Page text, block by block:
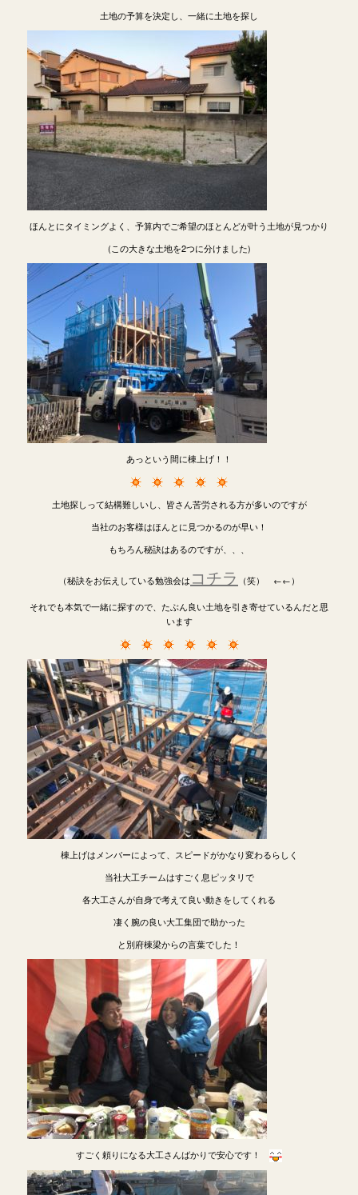
土地の予算を決定し、一緒に土地を探し
ほんとにタイミングよく、予算内でご希望のほとんどが叶う土地が見つかり
(この大きな土地を2つに分けました)
あっという間に棟上げ！！
土地探しって結構難しいし、皆さん苦労される方が多いのですが
当社のお客様はほんとに見つかるのが早い！
もちろん秘訣はあるのですが、、、
（秘訣をお伝えしている勉強会は コチラ （笑） ←←）
それでも本気で一緒に探すので、たぶん良い土地を引き寄せているんだと思
います
棟上げはメンバーによって、スピードがかなり変わるらしく
当社大工チームはすごく息ピッタリで
各大工さんが自身で考えて良い動きをしてくれる
凄く腕の良い大工集団で助かった
と別府棟梁からの言葉でした！
すごく頼りになる大工さんばかりで安心です！